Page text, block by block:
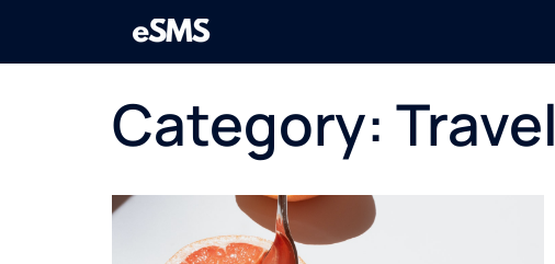
content
Category: Travel